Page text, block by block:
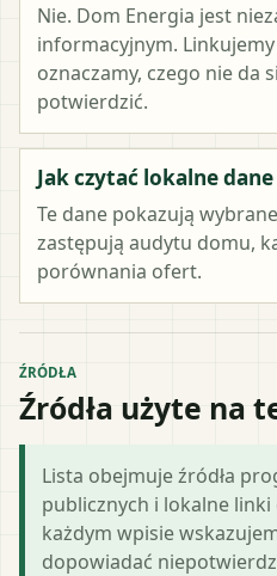
Nie. Dom Energia jest
informacyjnym.
oznaczamy, czego nie da
potwierdzić.
Jak czytać lokalne dane
Te dane pokazują
zastępują audytu domu,
porównania ofert.
ŹRÓDŁA
Źródła użyte na
Lista obejmuje źródła
publicznych i lokalne
każdym wpisie
dopowiadać